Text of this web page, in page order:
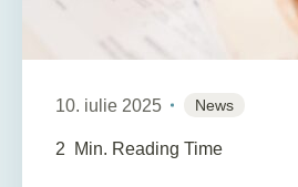
10. iulie 2025 News
2 Min. Reading Time